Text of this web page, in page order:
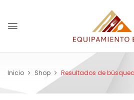
Inicio Shop Resultados de